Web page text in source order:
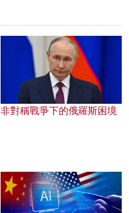
非對稱戰爭下的俄羅斯困境